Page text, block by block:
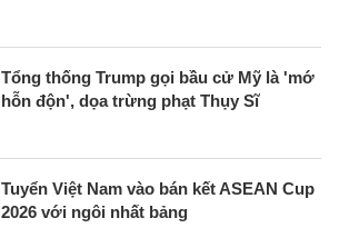
Tổng thống Trump gọi bầu cử Mỹ là 'mớ
hỗn độn', dọa trừng phạt Thụy Sĩ
Tuyển Việt Nam vào bán kết ASEAN Cup
2026 với ngôi nhất bảng